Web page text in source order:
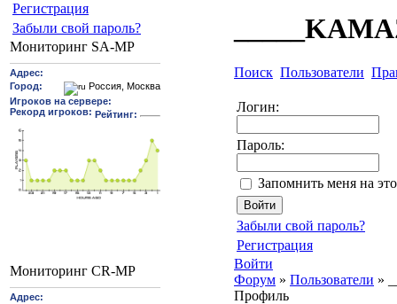
Pегиcтрaция
Забыли свой пароль?
Мониторинг SA-MP
Мониторинг CR-MP
Поиск Пользователи
Логин:
Пароль:
Запомнить меня на
Забыли свой пароль?
Регистрация
Войти
Форум » Пользователи »
Профиль